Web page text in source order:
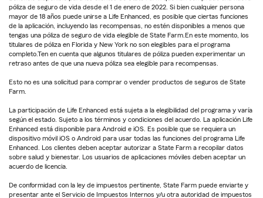
póliza de seguro de vida desde el 1 de enero de 2022. Si bien cualquier persona
mayor de 18 años puede unirse a Life Enhanced, es posible que ciertas funciones
de la aplicación, incluyendo las recompensas, no estén disponibles a menos que
tengas una póliza de seguro de vida elegible de State Farm.En este momento, los
titulares de póliza en Florida y New York no son elegibles para el programa
completo.Ten en cuenta que algunos titulares de póliza pueden experimentar un
retraso antes de que una nueva póliza sea elegible para recompensas.
Esto no es una solicitud para comprar o vender productos de seguros de State
Farm.
La participación de Life Enhanced está sujeta a la elegibilidad del programa y varía
según el estado. Sujeto a los términos y condiciones del acuerdo. La aplicación Life
Enhanced está disponible para Android e iOS. Es posible que se requiera un
dispositivo móvil iOS o Android para usar todas las funciones del programa Life
Enhanced. Los clientes deben aceptar autorizar a State Farm a recopilar datos
sobre salud y bienestar. Los usuarios de aplicaciones móviles deben aceptar un
acuerdo de licencia.
De conformidad con la ley de impuestos pertinente, State Farm puede enviarte y
presentar ante el Servicio de Impuestos Internos y/u otra autoridad de impuestos